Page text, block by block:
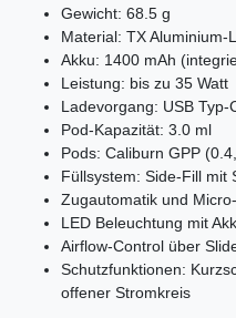
Gewicht: 68.5 g
Material: TX Aluminium-
Akku: 1400 mAh
Leistung: bis zu 35 Watt
Ladevorgang: USB Typ-
Pod-Kapazität: 3.0 ml
Pods: Caliburn GPP
Füllsystem: Side-Fill mit
Zugautomatik und
LED Beleuchtung mit
Airflow-Control über
Schutzfunktionen:
offener Stromkreis